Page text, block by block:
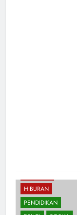
HIBURAN
PENDIDIKAN